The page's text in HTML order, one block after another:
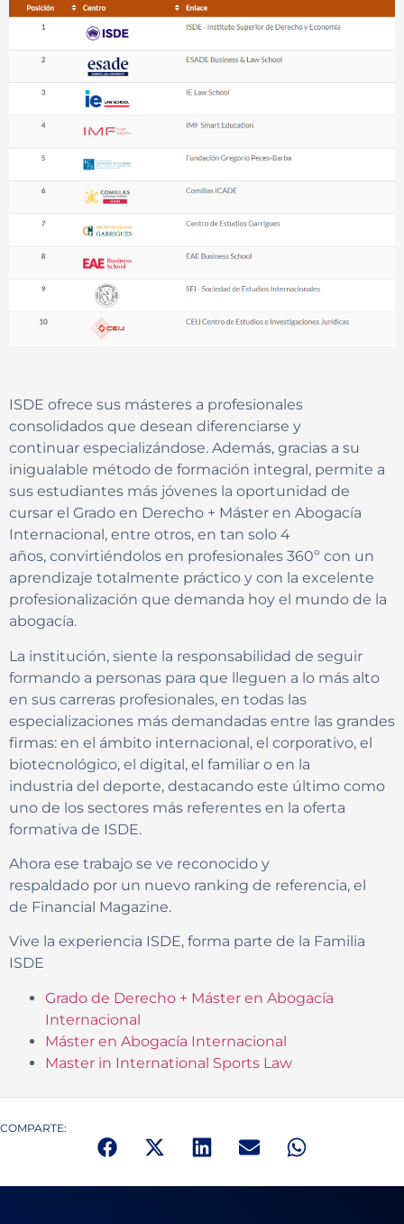
ISDE ofrece sus másteres a profesionales
consolidados que desean diferenciarse y
continuar especializándose. Además, gracias a su
inigualable método de formación integral, permite a
sus estudiantes más jóvenes la oportunidad de
cursar el Grado en Derecho + Máster en Abogacía
Internacional, entre otros, en tan solo 4
años, convirtiéndolos en profesionales 360º con un
aprendizaje totalmente práctico y con la excelente
profesionalización que demanda hoy el mundo de la
abogacía.
La institución, siente la responsabilidad de seguir
formando a personas para que lleguen a lo más alto
en sus carreras profesionales, en todas las
especializaciones más demandadas entre las grandes
firmas: en el ámbito internacional, el corporativo, el
biotecnológico, el digital, el familiar o en la
industria del deporte, destacando este último como
uno de los sectores más referentes en la oferta
formativa de ISDE.
Ahora ese trabajo se ve reconocido y
respaldado por un nuevo ranking de referencia, el
de Financial Magazine.
Vive la experiencia ISDE, forma parte de la Familia
ISDE
Grado de Derecho + Máster en Abogacía
Internacional
Máster en Abogacía Internacional
Master in International Sports Law
COMPARTE: